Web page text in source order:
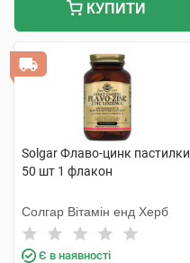
КУПИТИ
Solgar Флаво-цинк пастилки
50 шт 1 флакон
Солгар Вітамін енд Херб
Є в наявності